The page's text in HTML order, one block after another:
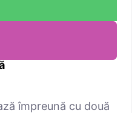
împreună cu două